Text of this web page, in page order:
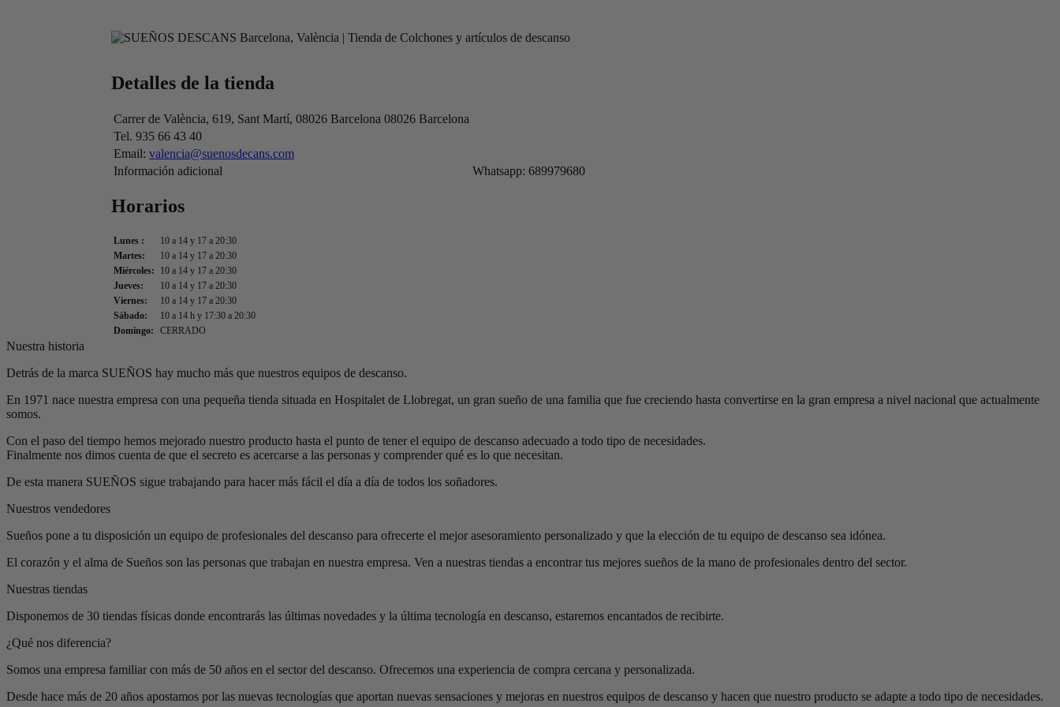
Detalles de la tienda
Carrer de València, 619, Sant Martí, 08026 Barcelona 08026 Barcelona
Tel. 935 66 43 40
Email: valencia@suenosdecans.com
Información adicional
Whatsapp: 689979680
Horarios
Lunes :
10 a 14 y 17 a 20:30
Martes:
10 a 14 y 17 a 20:30
Miércoles:
10 a 14 y 17 a 20:30
Jueves:
10 a 14 y 17 a 20:30
Viernes:
10 a 14 y 17 a 20:30
Sábado:
10 a 14 h y 17:30 a 20:30
Domingo:
CERRADO
Nuestra historia
Detrás de la marca SUEÑOS hay mucho más que nuestros equipos de descanso.
En 1971 nace nuestra empresa con una pequeña tienda situada en Hospitalet de Llobregat, un gran sueño de una familia que fue creciendo hasta convertirse en la gran empresa a nivel nacional que actualmente
somos.
Con el paso del tiempo hemos mejorado nuestro producto hasta el punto de tener el equipo de descanso adecuado a todo tipo de necesidades.
Finalmente nos dimos cuenta de que el secreto es acercarse a las personas y comprender qué es lo que necesitan.
De esta manera SUEÑOS sigue trabajando para hacer más fácil el día a día de todos los soñadores.
Nuestros vendedores
Sueños pone a tu disposición un equipo de profesionales del descanso para ofrecerte el mejor asesoramiento personalizado y que la elección de tu equipo de descanso sea idónea.
El corazón y el alma de Sueños son las personas que trabajan en nuestra empresa. Ven a nuestras tiendas a encontrar tus mejores sueños de la mano de profesionales dentro del sector.
Nuestras tiendas
Disponemos de 30 tiendas físicas donde encontrarás las últimas novedades y la última tecnología en descanso, estaremos encantados de recibirte.
¿Qué nos diferencia?
Somos una empresa familiar con más de 50 años en el sector del descanso. Ofrecemos una experiencia de compra cercana y personalizada.
Desde hace más de 20 años apostamos por las nuevas tecnologías que aportan nuevas sensaciones y mejoras en nuestros equipos de descanso y hacen que nuestro producto se adapte a todo tipo de necesidades.